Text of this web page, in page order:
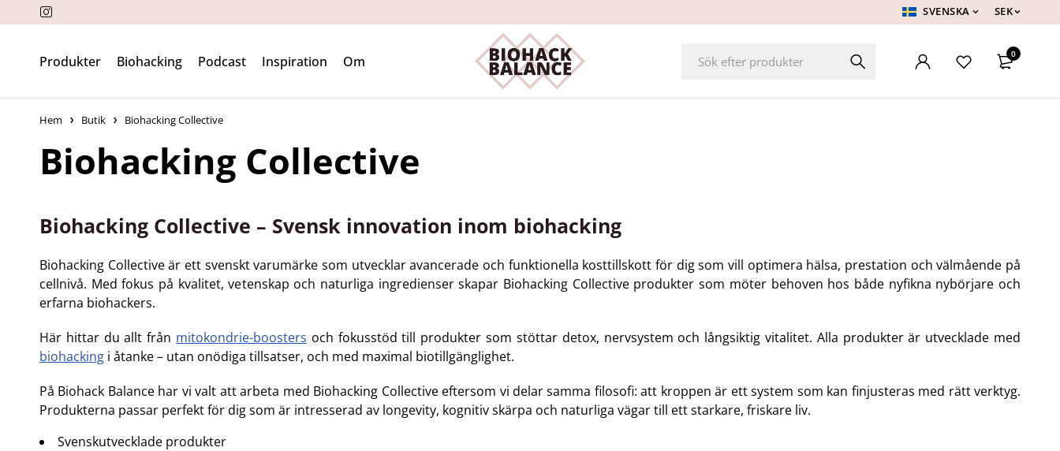
SVENSKA SEK
Produkter Biohacking Podcast Inspiration Om 0
Hem Butik Biohacking Collective
Biohacking Collective
Biohacking Collective – Svensk innovation inom biohacking
Biohacking Collective är ett svenskt varumärke som utvecklar avancerade och funktionella kosttillskott för dig som vill optimera hälsa, prestation och välmående på
cellnivå. Med fokus på kvalitet, vetenskap och naturliga ingredienser skapar Biohacking Collective produkter som möter behoven hos både nyfikna nybörjare och
erfarna biohackers.
Här hittar du allt från mitokondrie-boosters och fokusstöd till produkter som stöttar detox, nervsystem och långsiktig vitalitet. Alla produkter är utvecklade med
biohacking i åtanke – utan onödiga tillsatser, och med maximal biotillgänglighet.
På Biohack Balance har vi valt att arbeta med Biohacking Collective eftersom vi delar samma filosofi: att kroppen är ett system som kan finjusteras med rätt verktyg.
Produkterna passar perfekt för dig som är intresserad av longevity, kognitiv skärpa och naturliga vägar till ett starkare, friskare liv.
Svenskutvecklade produkter